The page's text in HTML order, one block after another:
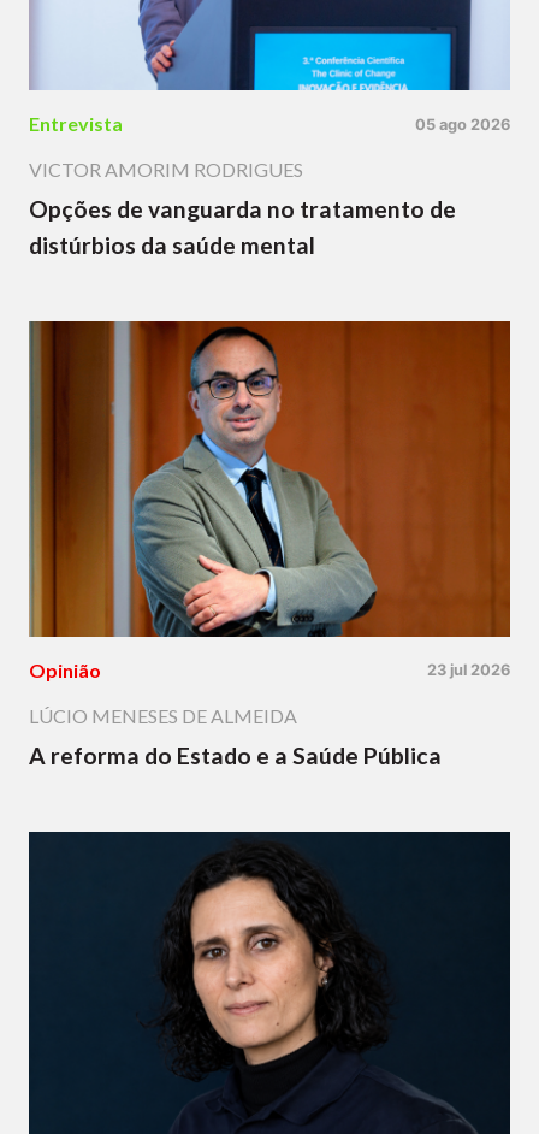
Entrevista 05 ago 2026
VICTOR AMORIM RODRIGUES
Opções de vanguarda no tratamento de
distúrbios da saúde mental
Opinião 23 jul 2026
LÚCIO MENESES DE ALMEIDA
A reforma do Estado e a Saúde Pública